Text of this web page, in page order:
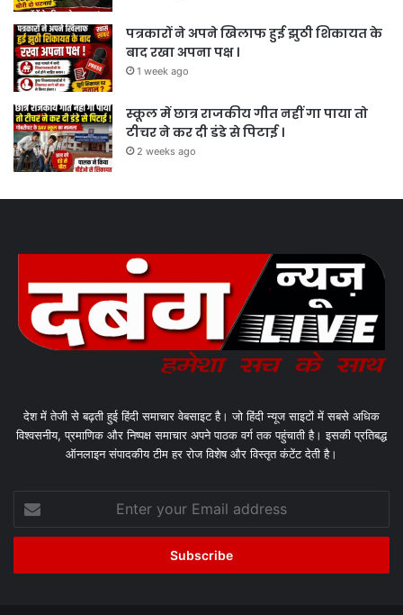
पत्रकारों ने अपने खिलाफ हुई झुठी शिकायत के
बाद रखा अपना पक्ष ।
1 week ago
स्कूल में छात्र राजकीय गीत नहीं गा पाया तो
टीचर ने कर दी डंडे से पिटाई ।
2 weeks ago
देश में तेजी से बढ़ती हुई हिंदी समाचार वेबसाइट है। जो हिंदी न्यूज साइटों में सबसे अधिक
विश्वसनीय, प्रमाणिक और निष्पक्ष समाचार अपने पाठक वर्ग तक पहुंचाती है। इसकी प्रतिबद्ध
ऑनलाइन संपादकीय टीम हर रोज विशेष और विस्तृत कंटेंट देती है।
your
Email